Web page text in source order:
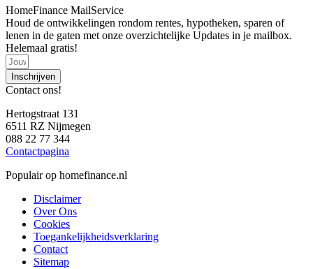
HomeFinance MailService
Houd de ontwikkelingen rondom rentes, hypotheken, sparen of
lenen in de gaten met onze overzichtelijke Updates in je mailbox.
Helemaal gratis!
Inschrijven
Contact ons!
Hertogstraat 131
6511 RZ Nijmegen
088 22 77 344
Contactpagina
Populair op homefinance.nl
Disclaimer
Over Ons
Cookies
Toegankelijkheidsverklaring
Contact
Sitemap